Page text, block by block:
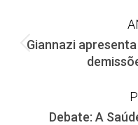
de
Giannazi
Debate: A